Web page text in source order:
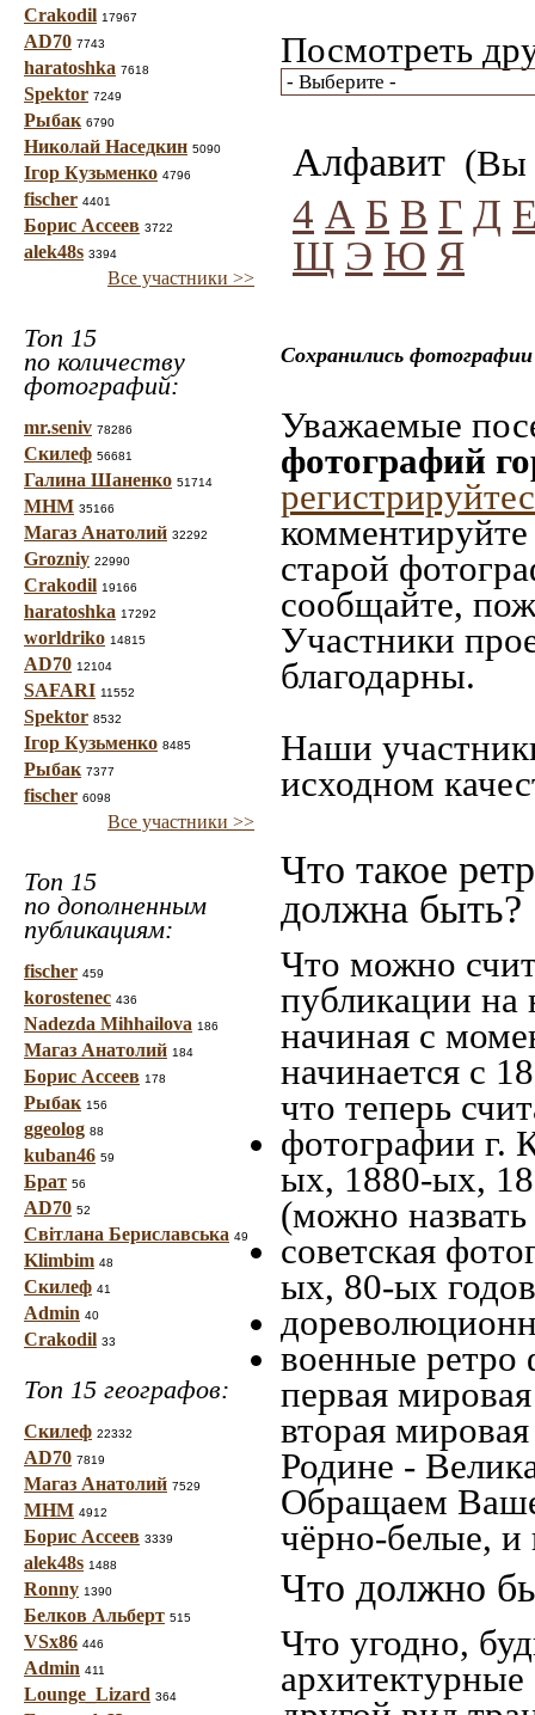
Crakodil 17967
AD70 7743
haratoshka 7618
Spektor 7249
Рыбак 6790
Николай Наседкин 5090
Ігор Кузьменко 4796
fischer 4401
Борис Ассеев 3722
alek48s 3394
Все участники >>
Топ 15
по количеству
фотографий:
mr.seniv 78286
Скилеф 56681
Галина Шаненко 51714
МНМ 35166
Магаз Анатолий 32292
Grozniy 22990
Crakodil 19166
haratoshka 17292
worldriko 14815
AD70 12104
SAFARI 11552
Spektor 8532
Ігор Кузьменко 8485
Рыбак 7377
fischer 6098
Все участники >>
Топ 15
по дополненным
публикациям:
fischer 459
korostenec 436
Nadezda Mihhailova 186
Магаз Анатолий 184
Борис Ассеев 178
Рыбак 156
ggeolog 88
kuban46 59
Брат 56
AD70 52
Світлана Бериславська 49
Klimbim 48
Скилеф 41
Admin 40
Crakodil 33
Топ 15 географов:
Скилеф 22332
AD70 7819
Магаз Анатолий 7529
МНМ 4912
Борис Ассеев 3339
alek48s 1488
Ronny 1390
Белков Альберт 515
VSx86 446
Admin 411
Lounge_Lizard 364
Посмотреть
Алфавит (Вы
4 А Б В Г Д
Щ Э Ю Я
Сохранились
Уважаемые
фотографий
старой
сообщайте,
Участники
благодарны.
Наши
исходном
Что такое
должна быть?
Что можно
публикации
начиная c
начинается с
что теперь
фотографии г.
ых, 1880-ых,
(можно
советская
ых, 80-ых
военные ретро
первая
вторая
Родине -
Обращаем
чёрно-белые, и
Что должно
Что угодно,